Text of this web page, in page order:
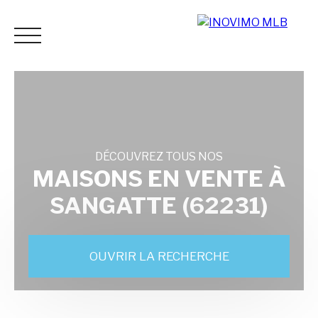
ACCUEIL ACHETER LOUER ESTIMER VENDRE
Espace
vendeur
Mes
favoris
ESTIMATI
ON
DÉCOUVREZ TOUS NOS
MAISONS EN VENTE À
SANGATTE (62231)
OUVRIR LA RECHERCHE
Vente Location Neuf